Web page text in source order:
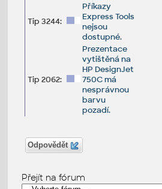
Tip 3244:
Příkazy
Express Tools
nejsou
dostupné.
Tip 2062:
Prezentace
vytištěná na
HP DesignJet
750C má
nesprávnou
barvu
pozadí.
Odpovědět
Přejít na fórum